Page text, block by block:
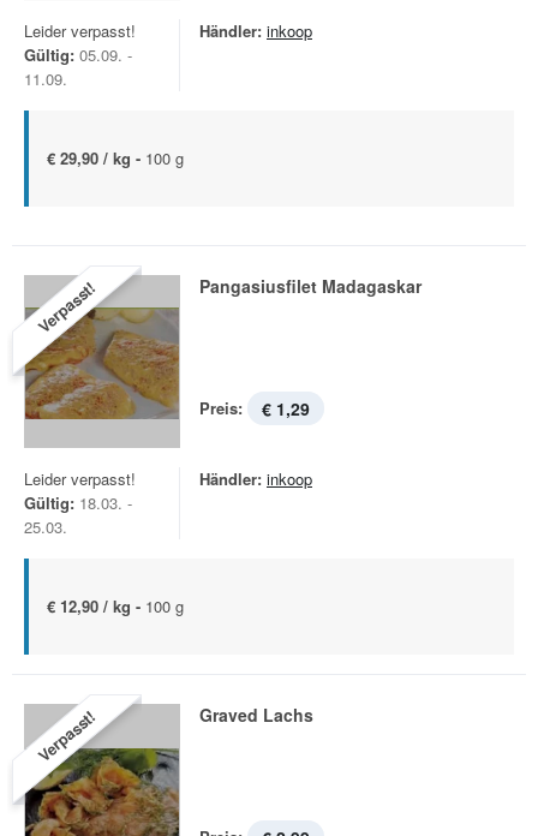
Leider verpasst!
Gültig: 05.09. -
11.09.
Händler: inkoop
€ 29,90 / kg - 100 g
Verpasst! Pangasiusfilet Madagaskar
Preis: € 1,29
Leider verpasst!
Gültig: 18.03. -
25.03.
Händler: inkoop
€ 12,90 / kg - 100 g
Verpasst! Graved Lachs